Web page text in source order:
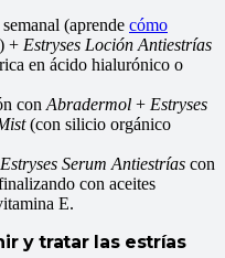
(aprende cómo
) + Estryses Loción Antiestrías
en ácido hialurónico o
con Abradermol + Estryses
(con silicio orgánico
Estryses Serum Antiestrías con
con aceites
E.
y tratar las estrías